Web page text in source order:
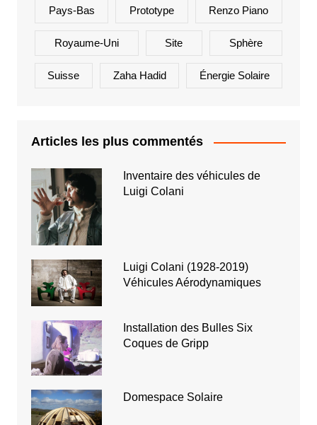
Pays-Bas Prototype Renzo Piano
Royaume-Uni Site Sphère
Suisse Zaha Hadid Énergie Solaire
Articles les plus commentés
Inventaire des véhicules de
Luigi Colani
Luigi Colani (1928-2019)
Véhicules Aérodynamiques
Installation des Bulles Six
Coques de Gripp
Domespace Solaire